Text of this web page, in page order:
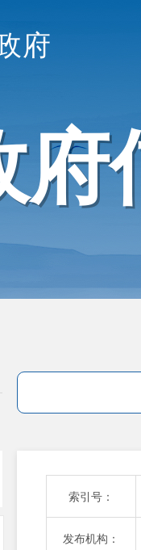
府
府
索引号：
发布机构：